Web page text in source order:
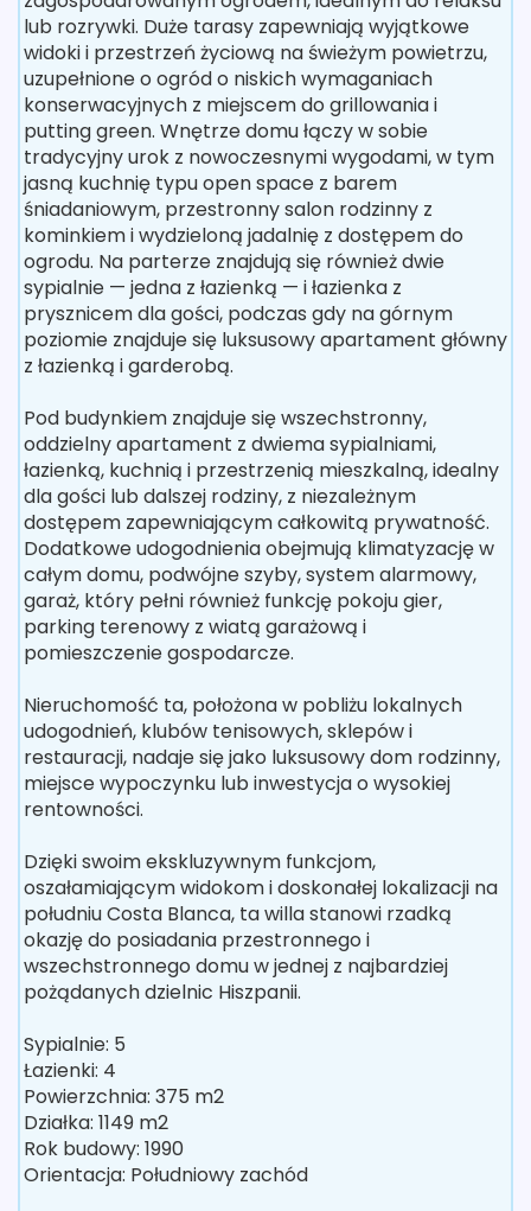
lub rozrywki. Duże tarasy zapewniają wyjątkowe
widoki i przestrzeń życiową na świeżym powietrzu,
uzupełnione o ogród o niskich wymaganiach
konserwacyjnych z miejscem do grillowania i
putting green. Wnętrze domu łączy w sobie
tradycyjny urok z nowoczesnymi wygodami, w tym
jasną kuchnię typu open space z barem
śniadaniowym, przestronny salon rodzinny z
kominkiem i wydzieloną jadalnię z dostępem do
ogrodu. Na parterze znajdują się również dwie
sypialnie — jedna z łazienką — i łazienka z
prysznicem dla gości, podczas gdy na górnym
poziomie znajduje się luksusowy apartament główny
z łazienką i garderobą.
Pod budynkiem znajduje się wszechstronny,
oddzielny apartament z dwiema sypialniami,
łazienką, kuchnią i przestrzenią mieszkalną, idealny
dla gości lub dalszej rodziny, z niezależnym
dostępem zapewniającym całkowitą prywatność.
Dodatkowe udogodnienia obejmują klimatyzację w
całym domu, podwójne szyby, system alarmowy,
garaż, który pełni również funkcję pokoju gier,
parking terenowy z wiatą garażową i
pomieszczenie gospodarcze.
Nieruchomość ta, położona w pobliżu lokalnych
udogodnień, klubów tenisowych, sklepów i
restauracji, nadaje się jako luksusowy dom rodzinny,
miejsce wypoczynku lub inwestycja o wysokiej
rentowności.
Dzięki swoim ekskluzywnym funkcjom,
oszałamiającym widokom i doskonałej lokalizacji na
południu Costa Blanca, ta willa stanowi rzadką
okazję do posiadania przestronnego i
wszechstronnego domu w jednej z najbardziej
pożądanych dzielnic Hiszpanii.
Sypialnie: 5
Łazienki: 4
Powierzchnia: 375 m2
Działka: 1149 m2
Rok budowy: 1990
Orientacja: Południowy zachód